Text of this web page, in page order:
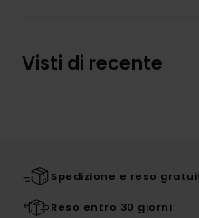
Visti di recente
Spedizione e reso
Reso entro 30 giorni